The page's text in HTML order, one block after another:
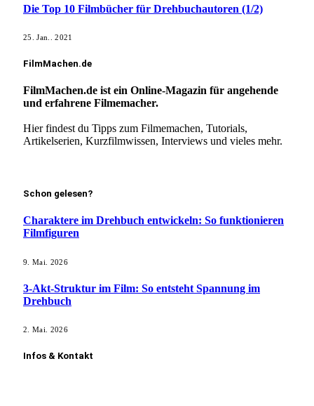
Die Top 10 Filmbücher für Drehbuchautoren (1/2)
25. Jan.. 2021
FilmMachen.de
FilmMachen.de ist ein Online-Magazin für angehende
und erfahrene Filmemacher.
Hier findest du Tipps zum Filmemachen, Tutorials,
Artikelserien, Kurzfilmwissen, Interviews und vieles mehr.
Schon gelesen?
Charaktere im Drehbuch entwickeln: So funktionieren
Filmfiguren
9. Mai. 2026
3-Akt-Struktur im Film: So entsteht Spannung im
Drehbuch
2. Mai. 2026
Infos & Kontakt